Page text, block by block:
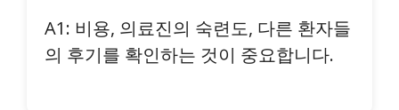
A1: 비용, 의료진의 숙련도, 다른 환자들
의 후기를 확인하는 것이 중요합니다.